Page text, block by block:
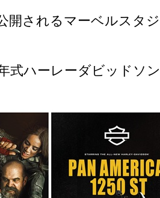
開されるマーベルスタ
式ハーレーダビッド